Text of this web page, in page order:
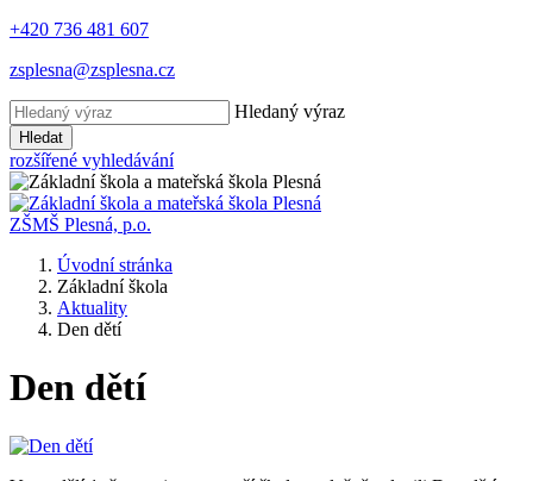
+420 736 481 607
zsplesna@zsplesna.cz
Hledaný výraz
Hledat
rozšířené vyhledávání
ZŠMŠ Plesná, p.o.
Úvodní stránka
Základní škola
Aktuality
Den dětí
Den dětí